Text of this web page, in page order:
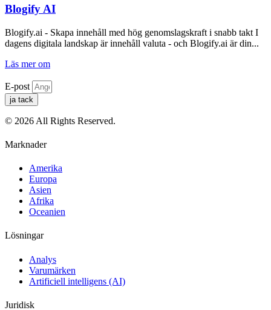
Blogify AI
Blogify.ai - Skapa innehåll med hög genomslagskraft i snabb takt I
dagens digitala landskap är innehåll valuta - och Blogify.ai är din...
Läs mer om
E-post
ja tack
© 2026 All Rights Reserved.
Marknader
Amerika
Europa
Asien
Afrika
Oceanien
Lösningar
Analys
Varumärken
Artificiell intelligens (AI)
Juridisk